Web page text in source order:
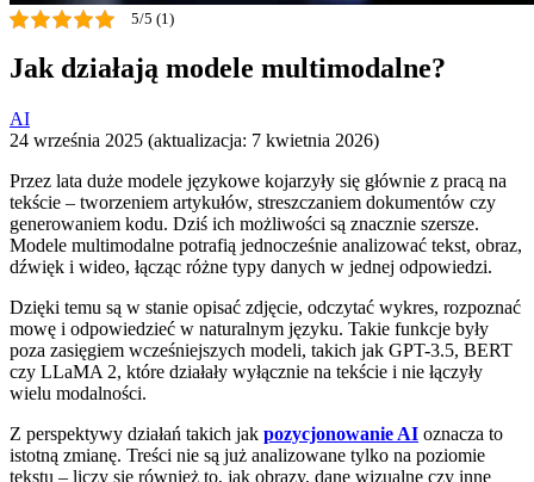
5/5 (1)
Jak działają modele multimodalne?
AI
24 września 2025 (aktualizacja: 7 kwietnia 2026)
Przez lata duże modele językowe kojarzyły się głównie z pracą na
tekście – tworzeniem artykułów, streszczaniem dokumentów czy
generowaniem kodu. Dziś ich możliwości są znacznie szersze.
Modele multimodalne potrafią jednocześnie analizować tekst, obraz,
dźwięk i wideo, łącząc różne typy danych w jednej odpowiedzi.
Dzięki temu są w stanie opisać zdjęcie, odczytać wykres, rozpoznać
mowę i odpowiedzieć w naturalnym języku. Takie funkcje były
poza zasięgiem wcześniejszych modeli, takich jak GPT-3.5, BERT
czy LLaMA 2, które działały wyłącznie na tekście i nie łączyły
wielu modalności.
Z perspektywy działań takich jak pozycjonowanie AI oznacza to
istotną zmianę. Treści nie są już analizowane tylko na poziomie
tekstu – liczy się również to, jak obrazy, dane wizualne czy inne